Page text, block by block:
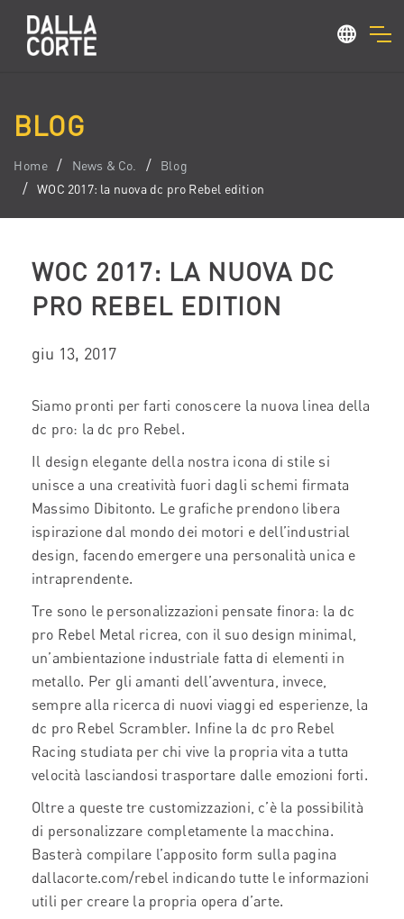
BLOG
Home News & Co.
Blog
WOC 2017: la nuova dc pro Rebel edition
WOC 2017: LA NUOVA DC
PRO REBEL EDITION
giu 13, 2017
Siamo pronti per farti conoscere la nuova linea della
dc pro: la dc pro Rebel.
Il design elegante della nostra icona di stile si
unisce a una creatività fuori dagli schemi firmata
Massimo Dibitonto. Le grafiche prendono libera
ispirazione dal mondo dei motori e dell’industrial
design, facendo emergere una personalità unica e
intraprendente.
Tre sono le personalizzazioni pensate finora: la dc
pro Rebel Metal ricrea, con il suo design minimal,
un’ambientazione industriale fatta di elementi in
metallo. Per gli amanti dell’avventura, invece,
sempre alla ricerca di nuovi viaggi ed esperienze, la
dc pro Rebel Scrambler. Infine la dc pro Rebel
Racing studiata per chi vive la propria vita a tutta
velocità lasciandosi trasportare dalle emozioni forti.
Oltre a queste tre customizzazioni, c’è la possibilità
di personalizzare completamente la macchina.
Basterà compilare l’apposito form sulla pagina
dallacorte.com/rebel indicando tutte le informazioni
utili per creare la propria opera d’arte.